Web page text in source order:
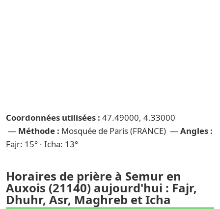
Coordonnées utilisées : 47.49000, 4.33000
— Méthode : Mosquée de Paris (FRANCE) — Angles :
Fajr: 15° · Icha: 13°
Horaires de prière à Semur en
Auxois (21140) aujourd'hui : Fajr,
Dhuhr, Asr, Maghreb et Icha